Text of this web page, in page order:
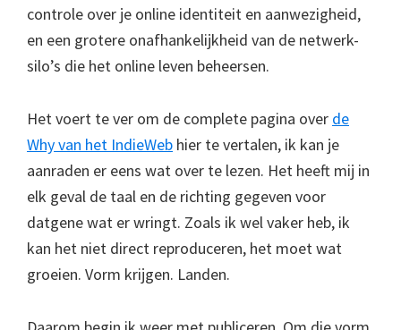
controle over je online identiteit en aanwezigheid,
en een grotere onafhankelijkheid van de netwerk-
silo’s die het online leven beheersen.
Het voert te ver om de complete pagina over de
Why van het IndieWeb hier te vertalen, ik kan je
aanraden er eens wat over te lezen. Het heeft mij in
elk geval de taal en de richting gegeven voor
datgene wat er wringt. Zoals ik wel vaker heb, ik
kan het niet direct reproduceren, het moet wat
groeien. Vorm krijgen. Landen.